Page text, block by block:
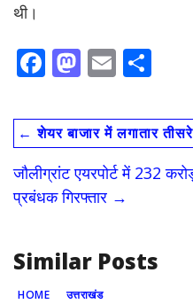
थी।
F
e
b
o
o
M
to
d
o
n
E
ai
l
ar
e
← शेयर बाजार में लगातार तीसरे
जौलीग्रांट एयरपोर्ट में 232
प्रबंधक गिरफ्तार →
Similar Posts
HOME उत्तराखंड